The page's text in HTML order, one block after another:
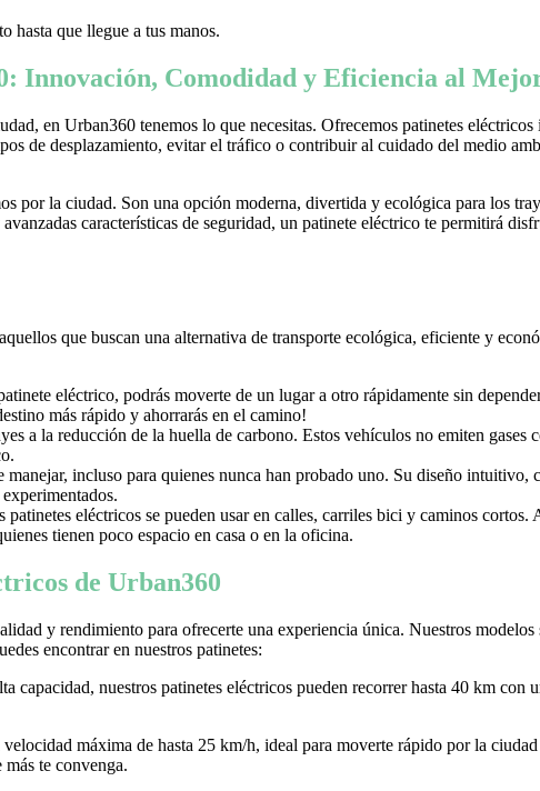
hasta que llegue a tus manos.
Innovación, Comodidad y Eficiencia al
en Urban360 tenemos lo que necesitas. Ofrecemos patinetes
de desplazamiento, evitar el tráfico o contribuir al cuidado del medio
por la ciudad. Son una opción moderna, divertida y ecológica para los
características de seguridad, un patinete eléctrico te permitirá
que buscan una alternativa de transporte ecológica, eficiente y
eléctrico, podrás moverte de un lugar a otro rápidamente sin
más rápido y ahorrarás en el camino!
a la reducción de la huella de carbono. Estos vehículos no emiten gases
incluso para quienes nunca han probado uno. Su diseño
eléctricos se pueden usar en calles, carriles bici y caminos
tienen poco espacio en casa o en la oficina.
de Urban360
y rendimiento para ofrecerte una experiencia única. Nuestros modelos
encontrar en nuestros patinetes:
capacidad, nuestros patinetes eléctricos pueden recorrer hasta 40 km
máxima de hasta 25 km/h, ideal para moverte rápido por la
te convenga.